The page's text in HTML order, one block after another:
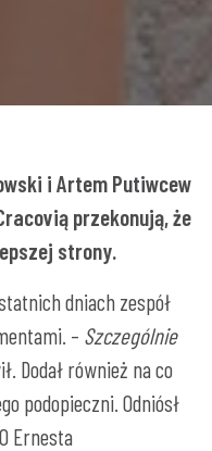
i Artem Putiwcew
przekonują, że
strony.
dniach zespół
– Szczególnie
Dodał również na co
podopieczni. Odniósł
Ernesta